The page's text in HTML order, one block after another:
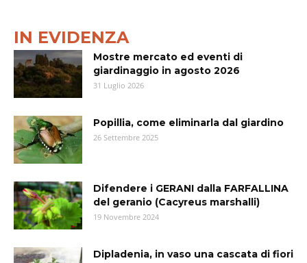
IN EVIDENZA
Mostre mercato ed eventi di
giardinaggio in agosto 2026
31 Luglio 2026
Popillia, come eliminarla dal giardino
26 Settembre 2025
Difendere i GERANI dalla FARFALLINA
del geranio (Cacyreus marshalli)
19 Novembre 2024
Dipladenia, in vaso una cascata di fiori